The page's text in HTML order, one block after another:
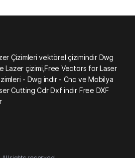
Çizimleri vektörel çizimindir Dwg
Lazer çizimi,Free Vectors for Laser
- Dwg indir - Cnc ve Mobilya
Cutting Cdr Dxf indir Free DXF